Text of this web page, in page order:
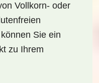
Vollkorn- oder
Sie ein
zu Ihrem